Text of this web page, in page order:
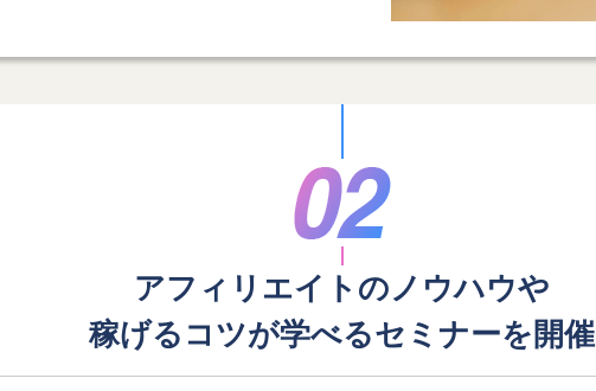
アフィリエイトのノウハウや
稼げるコツが学べるセミナーを開催